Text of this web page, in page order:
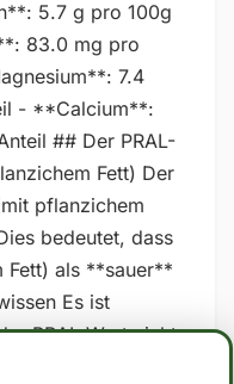
5.7 g pro 100g
83.0 mg pro
7.4
- **Calcium**:
## Der PRAL-
Fett) Der
pflanzichem
bedeutet, dass
Fett) als **sauer**
Es ist
PRAL-Wert nicht